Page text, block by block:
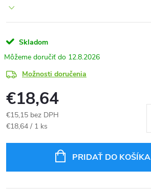
Skladom
12.8.2026
Možnosti doručenia
€18,64
€15,15 bez DPH
Jednotková
€18,64 / 1 ks
PRIDAŤ DO KOŠÍKA